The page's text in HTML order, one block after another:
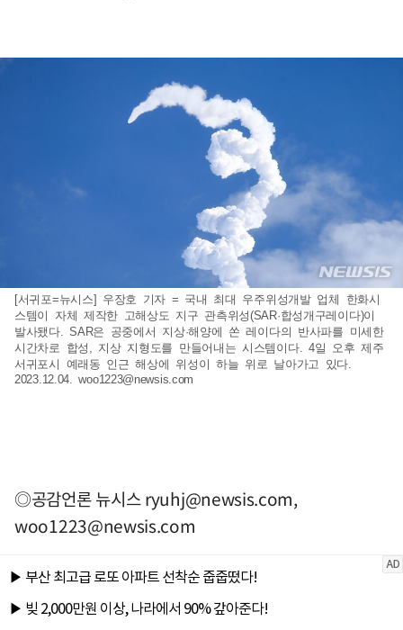
[서귀포=뉴시스] 우장호 기자 = 국내 최대 우주위성개발 업체 한화시
스템이 자체 제작한 고해상도 지구 관측위성(SAR·합성개구레이다)이
발사됐다. SAR은 공중에서 지상·해양에 쏜 레이다의 반사파를 미세한
시간차로 합성, 지상 지형도를 만들어내는 시스템이다. 4일 오후 제주
서귀포시 예래동 인근 해상에 위성이 하늘 위로 날아가고 있다.
2023.12.04.woo1223@newsis.com
◎공감언론 뉴시스ryuhj@newsis.com,
woo1223@newsis.com